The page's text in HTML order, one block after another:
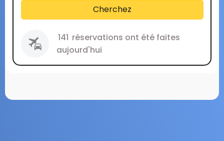
Cherchez
141 réservations ont été faites
aujourd'hui